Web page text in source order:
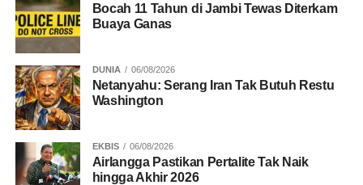
Bocah 11 Tahun di Jambi Tewas Diterkam
Buaya Ganas
DUNIA 06/08/2026
Netanyahu: Serang Iran Tak Butuh Restu
Washington
EKBIS 06/08/2026
Airlangga Pastikan Pertalite Tak Naik
hingga Akhir 2026